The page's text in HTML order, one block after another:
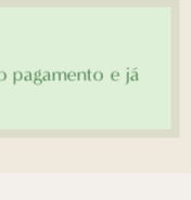
pagamento e já